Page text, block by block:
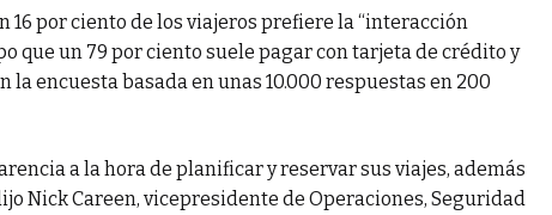
16 por ciento de los viajeros prefiere la “interacción
que un 79 por ciento suele pagar con tarjeta de crédito y
encuesta basada en unas 10.000 respuestas en 200
a la hora de planificar y reservar sus viajes, además
Nick Careen, vicepresidente de Operaciones, Seguridad